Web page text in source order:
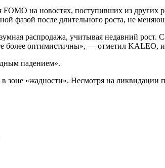
FOMO на новостях, поступивших из
фазой после длительного роста, не
распродажа, учитывая недавний
более оптимистичны», — отметил KALEO,
падением».
зоне «жадности». Несмотря на ликвидации